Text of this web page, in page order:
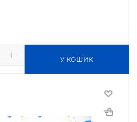
У КОШИК